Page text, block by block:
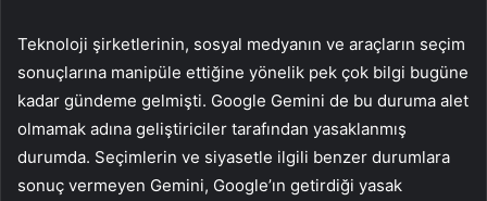
Teknoloji şirketlerinin, sosyal medyanın ve araçların seçim
sonuçlarına manipüle ettiğine yönelik pek çok bilgi bugüne
kadar gündeme gelmişti. Google Gemini de bu duruma alet
olmamak adına geliştiriciler tarafından yasaklanmış
durumda. Seçimlerin ve siyasetle ilgili benzer durumlara
sonuç vermeyen Gemini, Google’ın getirdiği yasak